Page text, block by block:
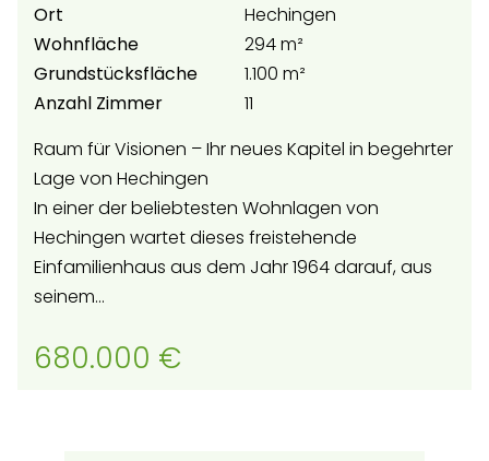
Ort
Hechingen
Wohnfläche
294 m²
Grundstücksfläche
1.100 m²
Anzahl Zimmer
11
Raum für Visionen – Ihr neues Kapitel in begehrter
Lage von Hechingen
In einer der beliebtesten Wohnlagen von
Hechingen wartet dieses freistehende
Einfamilienhaus aus dem Jahr 1964 darauf, aus
seinem...
680.000 €